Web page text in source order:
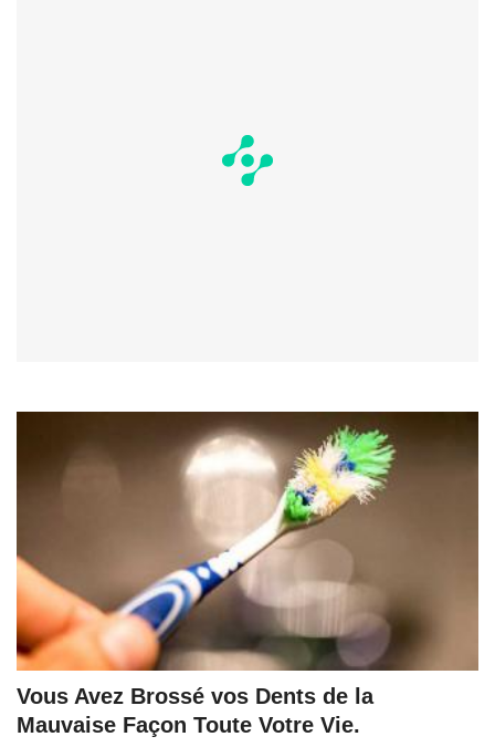
Vous Avez Brossé vos Dents de la
Mauvaise Façon Toute Votre Vie.